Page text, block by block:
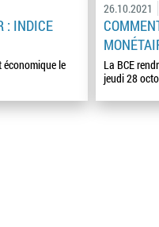
: INDICE
économique le
26.10.2021
La BCE
jeudi 28